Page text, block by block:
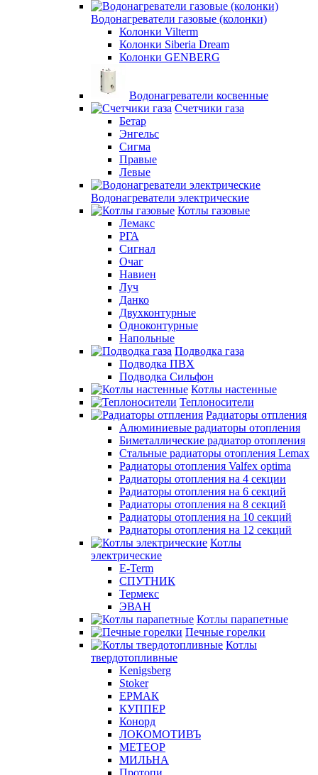
Водонагреватели газовые (колонки)
Колонки Vilterm
Колонки Siberia Dream
Колонки GENBERG
Водонагреватели косвенные
Счетчики газа
Бетар
Энгельс
Сигма
Правые
Левые
Водонагреватели электрические
Котлы газовые
Лемакс
РГА
Сигнал
Очаг
Навиен
Луч
Данко
Двухконтурные
Одноконтурные
Напольные
Подводка газа
Подводка ПВХ
Подводка Сильфон
Котлы настенные
Теплоносители
Радиаторы отпления
Алюминиевые радиаторы отопления
Биметаллические радиатор отопления
Стальные радиаторы отопления Lemax
Радиаторы отопления Valfex optima
Радиаторы отопления на 4 секции
Радиаторы отопления на 6 секций
Радиаторы отопления на 8 секций
Радиаторы отопления на 10 секций
Радиаторы отопления на 12 секций
Котлы
электрические
E-Term
СПУТНИК
Термекс
ЭВАН
Котлы парапетные
Печные горелки
Котлы
твердотопливные
Kenigsberg
Stoker
ЕРМАК
КУППЕР
Конорд
ЛОКОМОТИВЪ
МЕТЕОР
МИЛЬНА
Протопи